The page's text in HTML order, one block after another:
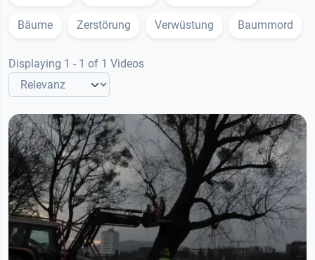
Bäume Zerstörung Verwüstung Baummord
Displaying 1 - 1 of 1 Videos